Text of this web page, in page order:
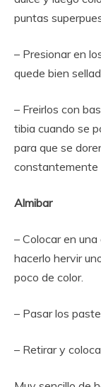
puntas
– Presionar en
quede bien
– Freirlos con
tibia cuando se
para que se
constantemente
Almibar
– Colocar en
hacerlo hervir
poco de color.
– Pasar los
– Retirar y